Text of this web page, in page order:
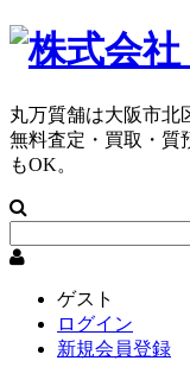
丸万質舗は大阪市北
無料査定・買取・質
もOK。
ゲスト
ログイン
新規会員登録